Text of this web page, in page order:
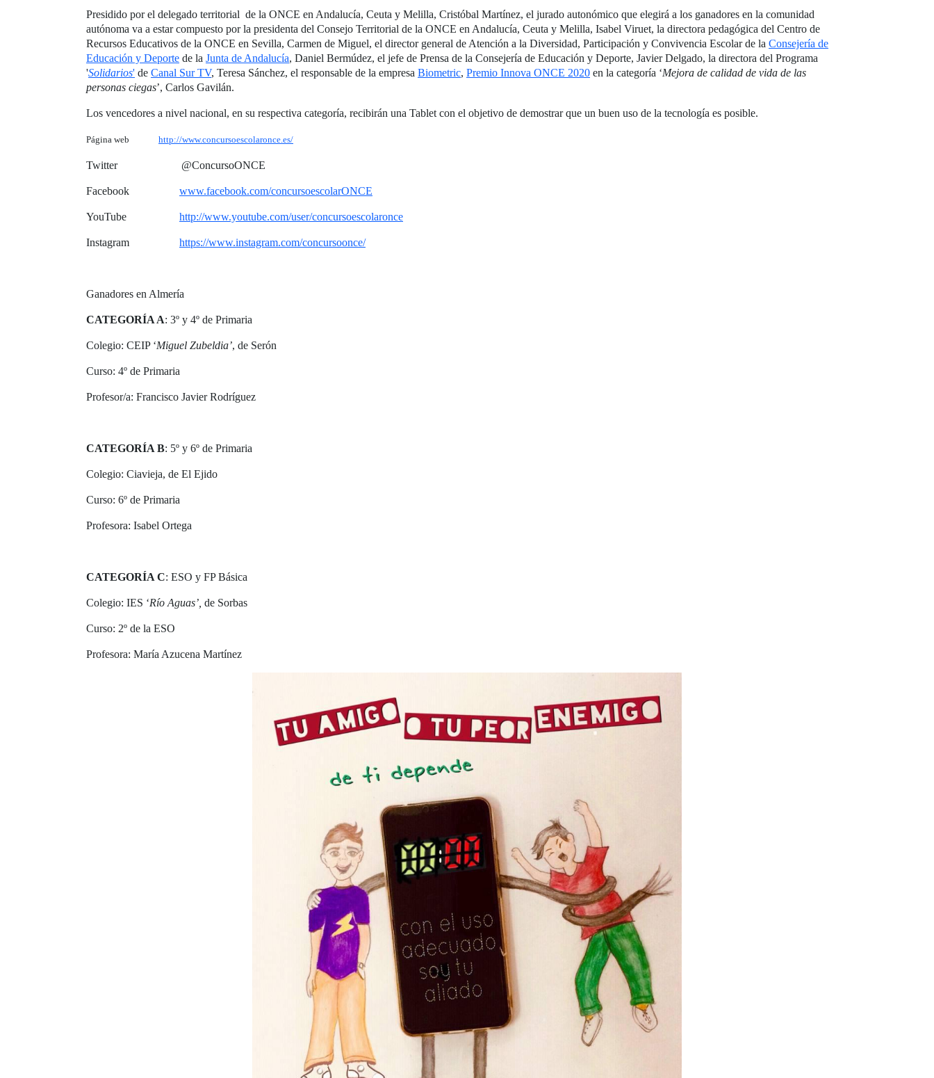
Presidido por el delegado territorial de la ONCE en Andalucía, Ceuta y Melilla, Cristóbal Martínez, el jurado autonómico que elegirá a los ganadores en la comunidad
autónoma va a estar compuesto por la presidenta del Consejo Territorial de la ONCE en Andalucía, Ceuta y Melilla, Isabel Viruet, la directora pedagógica del Centro de
Recursos Educativos de la ONCE en Sevilla, Carmen de Miguel, el director general de Atención a la Diversidad, Participación y Convivencia Escolar de la Consejería de
Educación y Deporte de la Junta de Andalucía, Daniel Bermúdez, el jefe de Prensa de la Consejería de Educación y Deporte, Javier Delgado, la directora del Programa
'Solidarios' de Canal Sur TV, Teresa Sánchez, el responsable de la empresa Biometric, Premio Innova ONCE 2020 en la categoría ‘Mejora de calidad de vida de las
personas ciegas’, Carlos Gavilán.
Los vencedores a nivel nacional, en su respectiva categoría, recibirán una Tablet con el objetivo de demostrar que un buen uso de la tecnología es posible.
Página web http://www.concursoescolaronce.es/
Twitter @ConcursoONCE
Facebook www.facebook.com/concursoescolarONCE
YouTube http://www.youtube.com/user/concursoescolaronce
Instagram https://www.instagram.com/concursoonce/
Ganadores en Almería
CATEGORÍA A: 3º y 4º de Primaria
Colegio: CEIP ‘Miguel Zubeldia’, de Serón
Curso: 4º de Primaria
Profesor/a: Francisco Javier Rodríguez
CATEGORÍA B: 5º y 6º de Primaria
Colegio: Ciavieja, de El Ejido
Curso: 6º de Primaria
Profesora: Isabel Ortega
CATEGORÍA C: ESO y FP Básica
Colegio: IES ‘Río Aguas’, de Sorbas
Curso: 2º de la ESO
Profesora: María Azucena Martínez